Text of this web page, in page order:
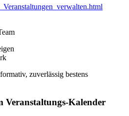
zuverlässig bestens
Veranstaltungs-Kalender